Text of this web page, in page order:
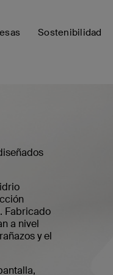
Sostenibilidad
Fabricado
a nivel
y el